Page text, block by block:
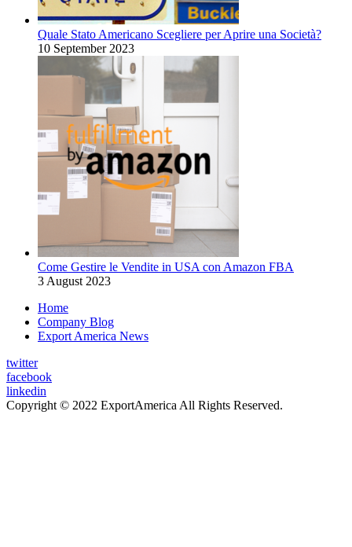
Quale Stato Americano Scegliere per Aprire una Società?
10 September 2023
Come Gestire le Vendite in USA con Amazon FBA
3 August 2023
Home
Company Blog
Export America News
twitter
facebook
linkedin
Copyright © 2022 ExportAmerica All Rights Reserved.